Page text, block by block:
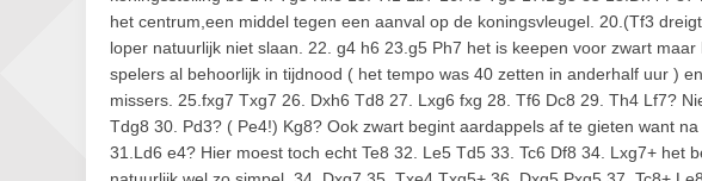
het centrum,een middel tegen een aanval op de koningsvleugel. 20.(Tf3
loper natuurlijk niet slaan. 22. g4 h6 23.g5 Ph7 het is keepen voor zwart
spelers al behoorlijk in tijdnood ( het tempo was 40 zetten in anderhalf uur )
missers. 25.fxg7 Txg7 26. Dxh6 Td8 27. Lxg6 fxg 28. Tf6 Dc8 29. Th4 Lf7?
Tdg8 30. Pd3? ( Pe4!) Kg8? Ook zwart begint aardappels af te gieten want
31.Ld6 e4? Hier moest toch echt Te8 32. Le5 Td5 33. Tc6 Df8 34. Lxg7+ het